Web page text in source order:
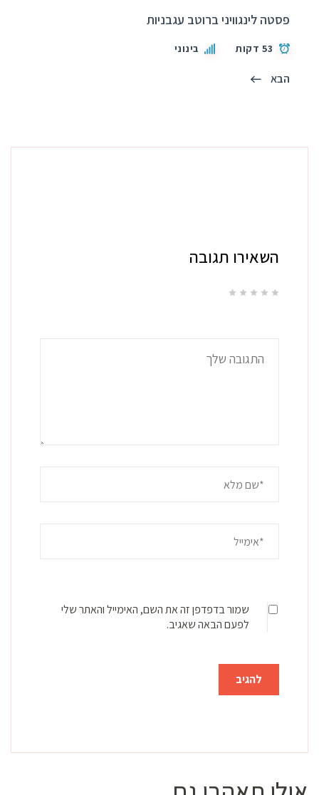
פסטה לינגוויני ברוטב עגבניות
53 דקות בינוני
הבא
השאירו תגובה
שמור בדפדפן זה את השם, האימייל והאתר שלי
לפעם הבאה שאגיב.